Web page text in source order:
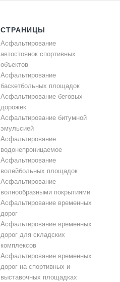
СТРАНИЦЫ
Асфальтирование
автостоянок спортивных
объектов
Асфальтирование
баскетбольных площадок
Асфальтирование беговых
дорожек
Асфальтирование битумной
эмульсией
Асфальтирование
водонепроницаемое
Асфальтирование
волейбольных площадок
Асфальтирование
волнообразными покрытиями
Асфальтирование временных
дорог
Асфальтирование временных
дорог для складских
комплексов
Асфальтирование временных
дорог на спортивных и
выставочных площадках